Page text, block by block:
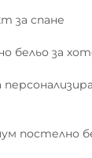
за спане
бельо за
постелно